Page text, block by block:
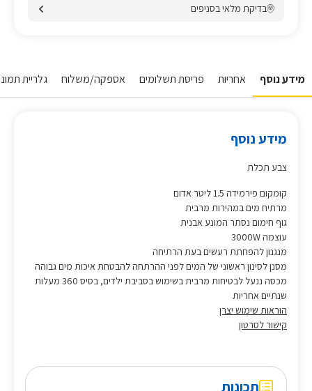
בדיקת מלאי בסניפים
מידע נוסף אחריות פריסת תשלומים אספקה/משלוח גלריית
מידע נוסף
צבע תכלת
קומקום פירמידה 1.5 ליטר אדום
מרתיח מים במהירות מרבית
גוף חימום נסתר המונע אבנית
עוצמה 3000W
מנגנון להפחתת רעשים בעת הרתיחה
מסנן לסינון ראשוני של המים לפני ההרתחה להבטחת איכות מים גבוהה
מכסה ננעל לבטיחות מרבית בשימוש בסביבת ילדים, בסיס 360 מעלות
שנתיים אחריות
הוראות שימוש יצרן
קישור לסרטון
תכונות